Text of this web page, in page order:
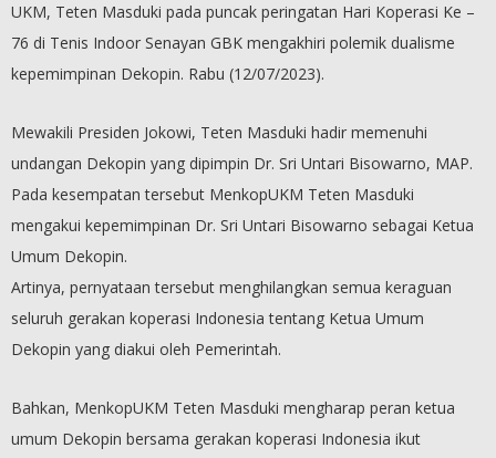
UKM, Teten Masduki pada puncak peringatan Hari Koperasi Ke –
76 di Tenis Indoor Senayan GBK mengakhiri polemik dualisme
kepemimpinan Dekopin. Rabu (12/07/2023).
Mewakili Presiden Jokowi, Teten Masduki hadir memenuhi
undangan Dekopin yang dipimpin Dr. Sri Untari Bisowarno, MAP.
Pada kesempatan tersebut MenkopUKM Teten Masduki
mengakui kepemimpinan Dr. Sri Untari Bisowarno sebagai Ketua
Umum Dekopin.
Artinya, pernyataan tersebut menghilangkan semua keraguan
seluruh gerakan koperasi Indonesia tentang Ketua Umum
Dekopin yang diakui oleh Pemerintah.
Bahkan, MenkopUKM Teten Masduki mengharap peran ketua
umum Dekopin bersama gerakan koperasi Indonesia ikut